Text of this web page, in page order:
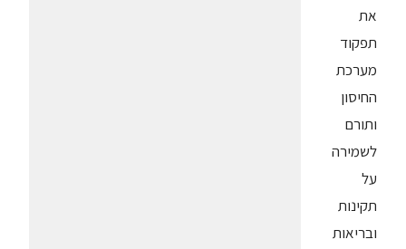
את
תפקוד
מערכת
החיסון
ותורם
לשמירה
על
תקינות
ובריאות